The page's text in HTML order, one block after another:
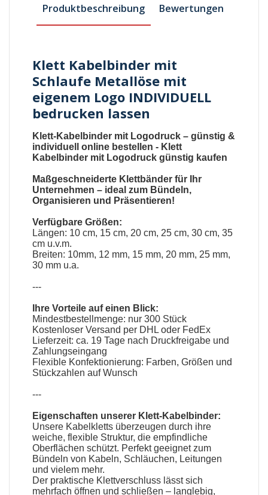
Produktbeschreibung Bewertungen
Klett Kabelbinder mit
Schlaufe Metallöse mit
eigenem Logo INDIVIDUELL
bedrucken lassen
Klett-Kabelbinder mit Logodruck – günstig &
individuell online bestellen - Klett
Kabelbinder mit Logodruck günstig kaufen
Maßgeschneiderte Klettbänder für Ihr
Unternehmen – ideal zum Bündeln,
Organisieren und Präsentieren!
Verfügbare Größen:
Längen: 10 cm, 15 cm, 20 cm, 25 cm, 30 cm, 35
cm u.v.m.
Breiten: 10mm, 12 mm, 15 mm, 20 mm, 25 mm,
30 mm u.a.
---
Ihre Vorteile auf einen Blick:
Mindestbestellmenge: nur 300 Stück
Kostenloser Versand per DHL oder FedEx
Lieferzeit: ca. 19 Tage nach Druckfreigabe und
Zahlungseingang
Flexible Konfektionierung: Farben, Größen und
Stückzahlen auf Wunsch
---
Eigenschaften unserer Klett-Kabelbinder:
Unsere Kabelkletts überzeugen durch ihre
weiche, flexible Struktur, die empfindliche
Oberflächen schützt. Perfekt geeignet zum
Bündeln von Kabeln, Schläuchen, Leitungen
und vielem mehr.
Der praktische Klettverschluss lässt sich
mehrfach öffnen und schließen – langlebig,